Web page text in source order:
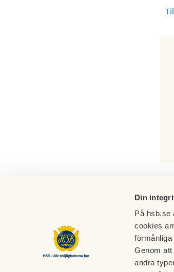
Din
På hsb.se
cookies
Genom
andra